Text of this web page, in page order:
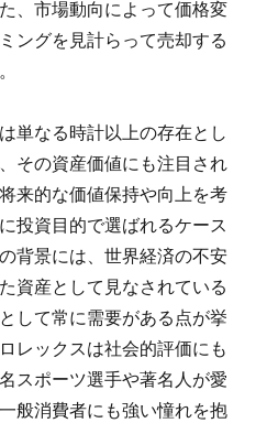
、市場動向によって価格変
ングを見計らって売却する
単なる時計以上の存在とし
その資産価値にも注目され
来的な価値保持や向上を考
投資目的で選ばれるケース
背景には、世界経済の不安
資産として見なされている
して常に需要がある点が挙
レックスは社会的評価にも
スポーツ選手や著名人が愛
般消費者にも強い憧れを抱